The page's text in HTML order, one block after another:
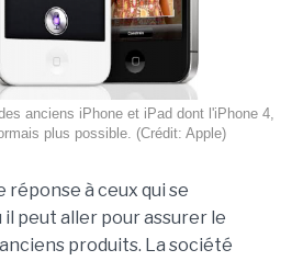
anciens iPhone et iPad dont l'iPhone 4,
plus possible. (Crédit: Apple)
réponse à ceux qui se
peut aller pour assurer le
produits. La société